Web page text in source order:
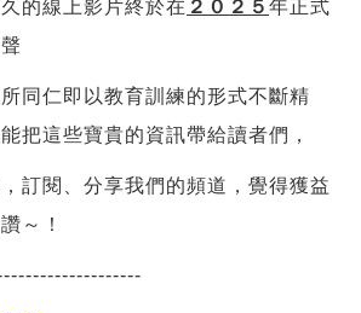
的線上影片終於在 ２０２５ 年正式
同仁即以教育訓練的形式不斷精
把這些寶貴的資訊帶給讀者們，
訂閱、分享我們的頻道，覺得獲益
～！